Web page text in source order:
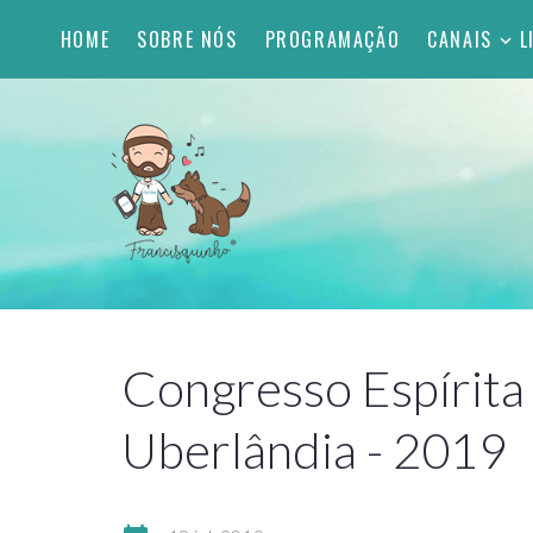
HOME SOBRE NÓS PROGRAMAÇÃO CANAIS
Congresso
Uberlândia - 2019